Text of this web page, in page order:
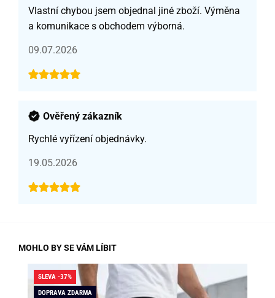
Vlastní chybou jsem objednal jiné zboží. Výměna
a komunikace s obchodem výborná.
09.07.2026
Ověřený zákazník
Rychlé vyřízení objednávky.
19.05.2026
MOHLO BY SE VÁM LÍBIT
SLEVA -37%
DOPRAVA ZDARMA